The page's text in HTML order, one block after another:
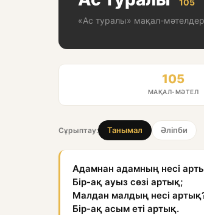
105
«Ас туралы» мақал-
105
МАҚАЛ-МӘТЕЛ
Сұрыптау: Танымал Әліпби
Адамнан адамның несі
Бір-ақ ауыз сөзі артық;
Малдан малдың несі
Бір-ақ асым еті артық.